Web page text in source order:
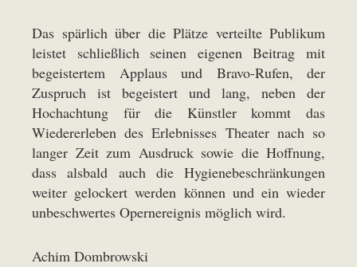
Das spärlich über die Plätze verteilte Publikum
leistet schließlich seinen eigenen Beitrag mit
begeistertem Applaus und Bravo-Rufen, der
Zuspruch ist begeistert und lang, neben der
Hochachtung für die Künstler kommt das
Wiedererleben des Erlebnisses Theater nach so
langer Zeit zum Ausdruck sowie die Hoffnung,
dass alsbald auch die Hygienebeschränkungen
weiter gelockert werden können und ein wieder
unbeschwertes Opernereignis möglich wird.
Achim Dombrowski